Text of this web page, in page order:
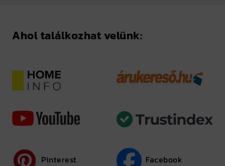
Ahol találkozhat velünk:
Pinterest Facebook